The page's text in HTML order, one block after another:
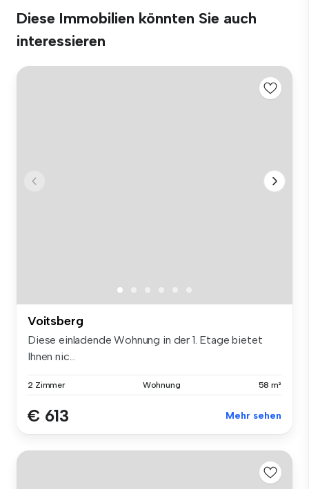
Diese Immobilien könnten Sie auch
interessieren
Voitsberg
Diese einladende Wohnung in der 1. Etage bietet
Ihnen nic...
2 Zimmer Wohnung 58 m²
€ 613 Mehr sehen